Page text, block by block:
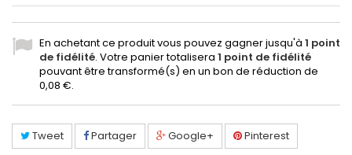
En achetant ce produit vous pouvez gagner jusqu'à 1 point
de fidélité. Votre panier totalisera 1 point de fidélité
pouvant être transformé(s) en un bon de réduction de
0,08 €.
Tweet Partager Google+ Pinterest